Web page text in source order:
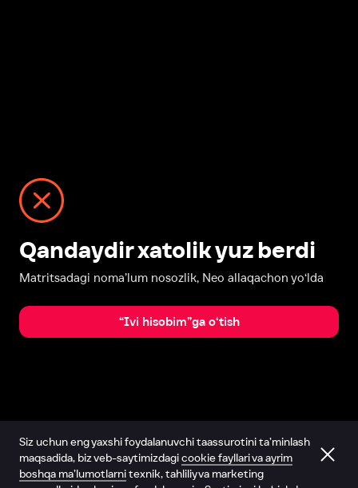
Qandaydir xatolik yuz berdi
Matritsadagi noma’lum nosozlik, Neo allaqachon yo‘lda
“Ivi hisobim”ga o‘tish
Siz uchun eng yaxshi foydalanuvchi taassurotini ta’minlash
maqsadida, biz veb-saytimizdagicookie fayllari va ayrim
boshqa ma’lumotlarnitexnik, tahliliy va marketing